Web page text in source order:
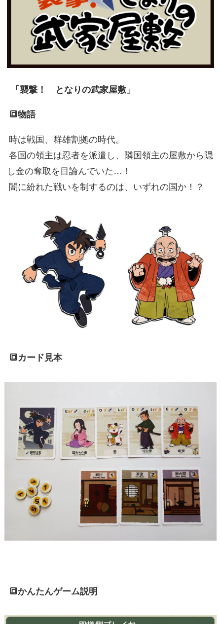
「襲撃！ となりの武家屋敷」
🔳物語
時は戦国、群雄割拠の時代。
各国の領主は忍者を派遣し、隣国領主の屋敷から隠
し金の奪取を目論んでいた…！
闇に紛れた戦いを制するのは、いずれの国か！？
🔳カード見本
🔳かんたんゲーム説明